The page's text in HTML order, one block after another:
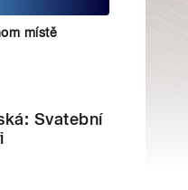
místě
Svatební